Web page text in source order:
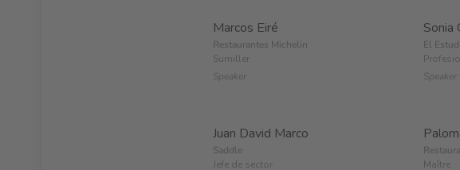
Marcos Eiré
Restaurantes Michelin
Sumiller
Speaker
Sonia
El
Speaker
Juan David Marco
Saddle
Jefe de sector
Maître